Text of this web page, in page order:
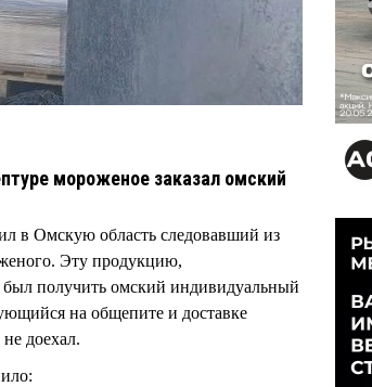
мороженое заказал омский
в Омскую область следовавший из
Эту продукцию,
получить омский индивидуальный
на общепите и доставке
доехал.